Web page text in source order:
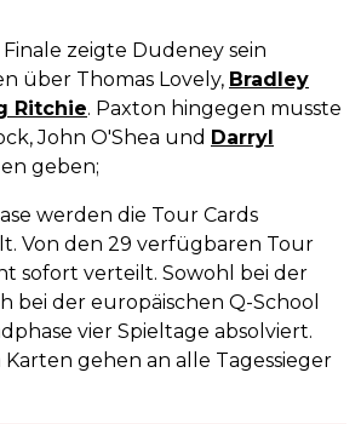
zeigte Dudeney sein
über Thomas Lovely, Bradley
Ritchie. Paxton hingegen musste
John O'Shea und Darryl
geben;
werden die Tour Cards
Von den 29 verfügbaren Tour
sofort verteilt. Sowohl bei der
bei der europäischen Q-School
vier Spieltage absolviert.
gehen an alle Tagessieger